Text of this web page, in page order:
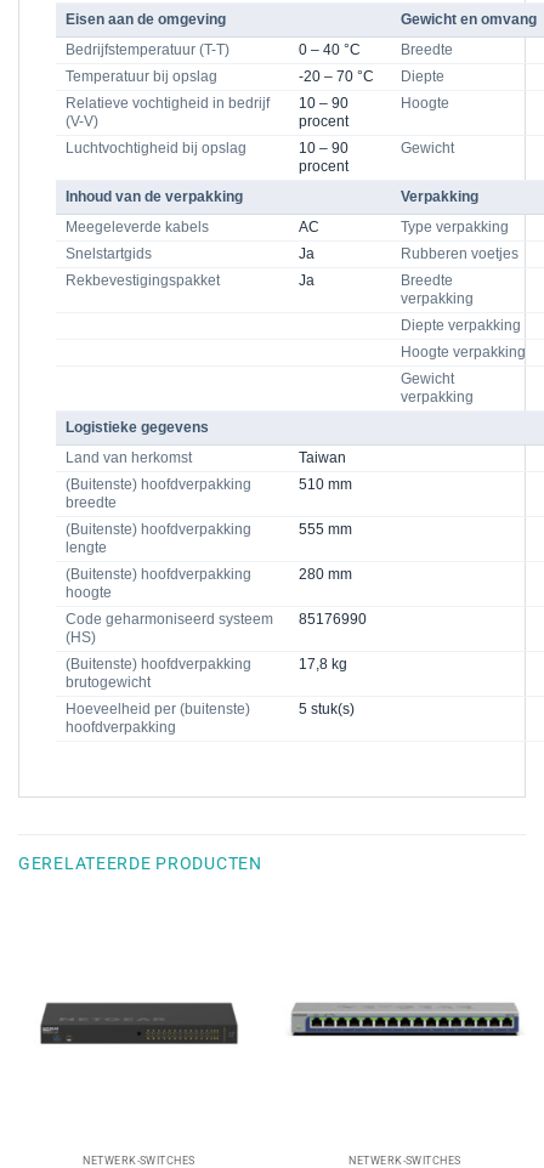
Eisen aan de omgeving
Gewicht en omvang
Bedrijfstemperatuur (T-T)
0 – 40 °C
Breedte
Temperatuur bij opslag
-20 – 70 °C
Diepte
Relatieve vochtigheid in bedrijf
(V-V)
10 – 90
procent
Hoogte
Luchtvochtigheid bij opslag
10 – 90
procent
Gewicht
Inhoud van de verpakking
Verpakking
Meegeleverde kabels
AC
Type verpakking
Snelstartgids
Ja
Rubberen voetjes
Rekbevestigingspakket
Ja
Breedte
verpakking
Diepte verpakking
Hoogte verpakking
Gewicht
verpakking
Logistieke gegevens
Land van herkomst
Taiwan
(Buitenste) hoofdverpakking
breedte
510 mm
(Buitenste) hoofdverpakking
lengte
555 mm
(Buitenste) hoofdverpakking
hoogte
280 mm
Code geharmoniseerd systeem
(HS)
85176990
(Buitenste) hoofdverpakking
brutogewicht
17,8 kg
Hoeveelheid per (buitenste)
hoofdverpakking
5 stuk(s)
GERELATEERDE PRODUCTEN
NETWERK-SWITCHES NETWERK-SWITCHES